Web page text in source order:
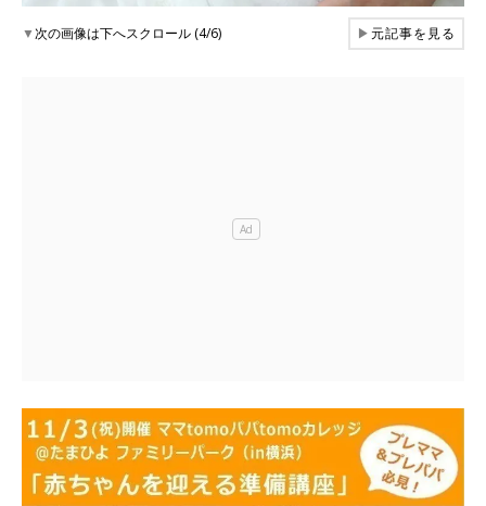
▼次の画像は下へスクロール (4/6) ▶元記事を見る